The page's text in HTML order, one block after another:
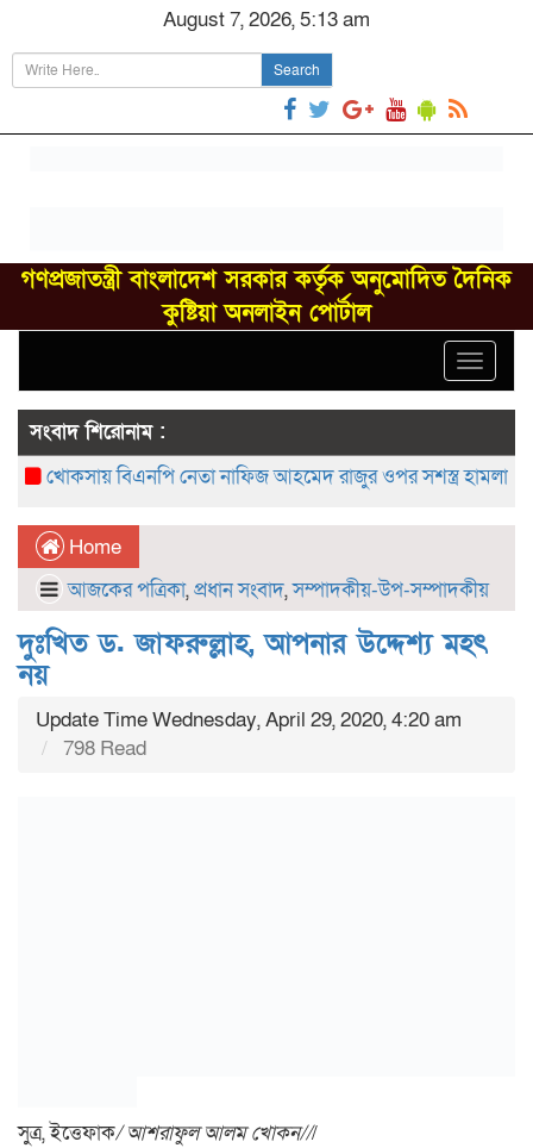
August 7, 2026, 5:13 am
Search
গণপ্রজাতন্ত্রী বাংলাদেশ সরকার কর্তৃক অনুমোদিত দৈনিক
কুষ্টিয়া অনলাইন পোর্টাল
Toggle
সংবাদ শিরোনাম :
খোকসায় বিএনপি নেতা নাফিজ আহমেদ রাজুর ওপর সশস্ত্র হামলা,
Home
আজকের পত্রিকা,প্রধান সংবাদ,সম্পাদকীয়-উপ-সম্পাদকীয়
দুঃখিত ড. জাফরুল্লাহ, আপনার উদ্দেশ্য মহৎ
নয়
Update Time Wednesday, April 29, 2020, 4:20 am
798 Read
সুত্র, ইত্তেফাক/ আশরাফুল আলম খোকন///